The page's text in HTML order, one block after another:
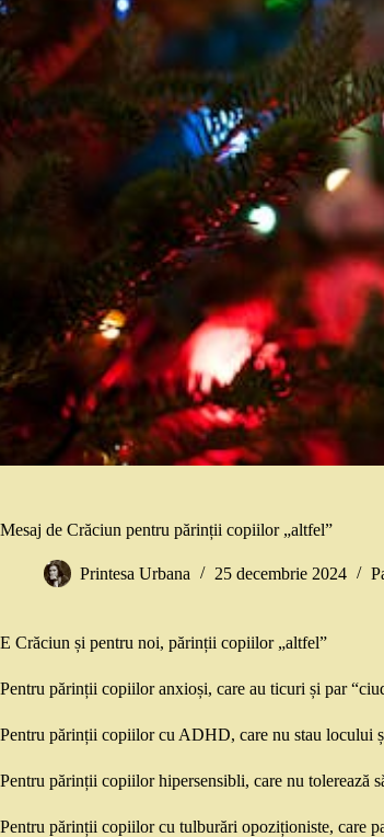
Mesaj de Crăciun pentru părinții copiilor „altfel”
Printesa Urbana 25 decembrie 2024
E Crăciun și pentru noi, părinții copiilor „altfel”
Pentru părinții copiilor anxioși, care au ticuri și par
Pentru părinții copiilor cu ADHD, care nu stau locului
Pentru părinții copiilor hipersensibli, care nu tolerează
Pentru părinții copiilor cu tulburări opoziționiste, care